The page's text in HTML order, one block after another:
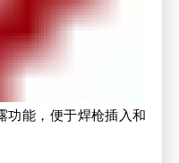
功能，便于焊枪插入和